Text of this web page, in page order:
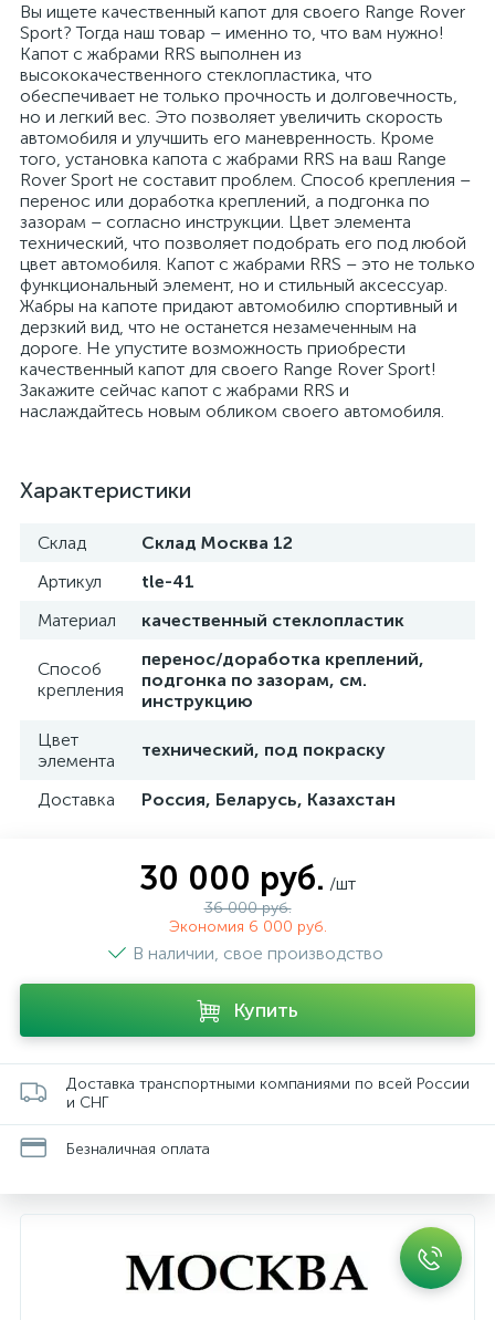
Вы ищете качественный капот для своего Range Rover
Sport? Тогда наш товар – именно то, что вам нужно!
Капот с жабрами RRS выполнен из
высококачественного стеклопластика, что
обеспечивает не только прочность и долговечность,
но и легкий вес. Это позволяет увеличить скорость
автомобиля и улучшить его маневренность. Кроме
того, установка капота с жабрами RRS на ваш Range
Rover Sport не составит проблем. Способ крепления –
перенос или доработка креплений, а подгонка по
зазорам – согласно инструкции. Цвет элемента
технический, что позволяет подобрать его под любой
цвет автомобиля. Капот с жабрами RRS – это не только
функциональный элемент, но и стильный аксессуар.
Жабры на капоте придают автомобилю спортивный и
дерзкий вид, что не останется незамеченным на
дороге. Не упустите возможность приобрести
качественный капот для своего Range Rover Sport!
Закажите сейчас капот с жабрами RRS и
наслаждайтесь новым обликом своего автомобиля.
Характеристики
Склад
Склад Москва 12
Артикул
tle-41
Материал
качественный стеклопластик
Способ
крепления
перенос/доработка креплений,
подгонка по зазорам, см.
инструкцию
Цвет
элемента
технический, под покраску
Доставка Россия, Беларусь, Казахстан
30 000 руб. /шт
36 000 руб.
Экономия 6 000 руб.
В наличии, свое производство
Купить
Доставка транспортными компаниями по всей России
и СНГ
Безналичная оплата